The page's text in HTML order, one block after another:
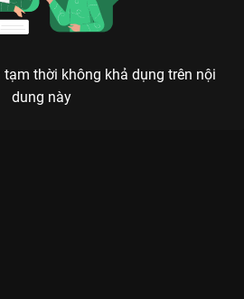
thời không khả dụng trên nội
dung này